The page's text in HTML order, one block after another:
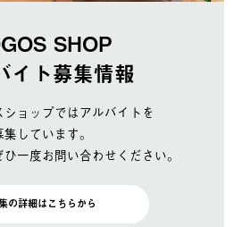
SHOP
イト募集情報
ョップではアルバイトを
集しています。
一度お問い合わせください。
の詳細はこちらから